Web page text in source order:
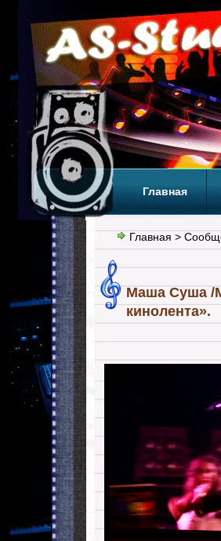
Главная
Теги
Главная >
Маша Суша /
кинолента».